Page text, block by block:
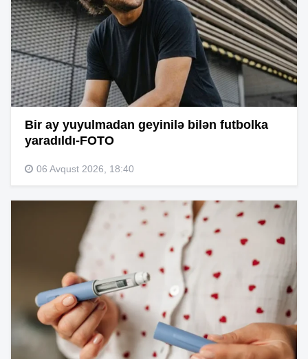
Bir ay yuyulmadan geyinilə bilən futbolka
yaradıldı-FOTO
06 Avqust 2026, 18:40